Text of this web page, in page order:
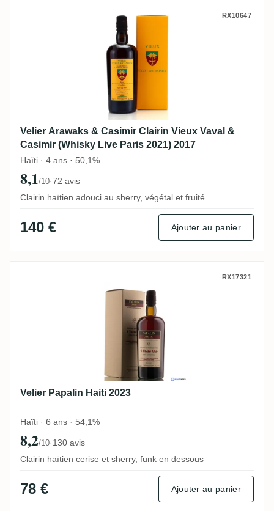
Velier Arawaks & Casimir Clairin Vieux
RX10647
Velier Arawaks & Casimir Clairin Vieux Vaval &
Casimir (Whisky Live Paris 2021) 2017
Haïti · 4 ans · 50,1%
8,1/10·72 avis
Clairin haïtien adouci au sherry, végétal et fruité
140 € Ajouter au panier
RX17321
Velier Papalin Haiti 2023
Haïti · 6 ans · 54,1%
8,2/10·130 avis
Clairin haïtien cerise et sherry, funk en dessous
78 € Ajouter au panier